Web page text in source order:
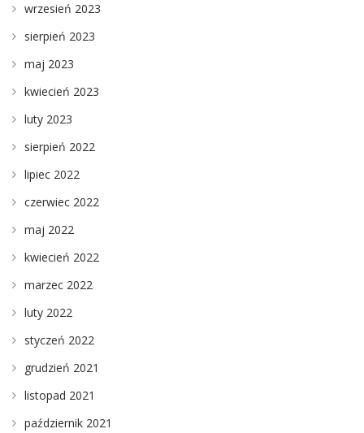
wrzesień 2023
sierpień 2023
maj 2023
kwiecień 2023
luty 2023
sierpień 2022
lipiec 2022
czerwiec 2022
maj 2022
kwiecień 2022
marzec 2022
luty 2022
styczeń 2022
grudzień 2021
listopad 2021
październik 2021